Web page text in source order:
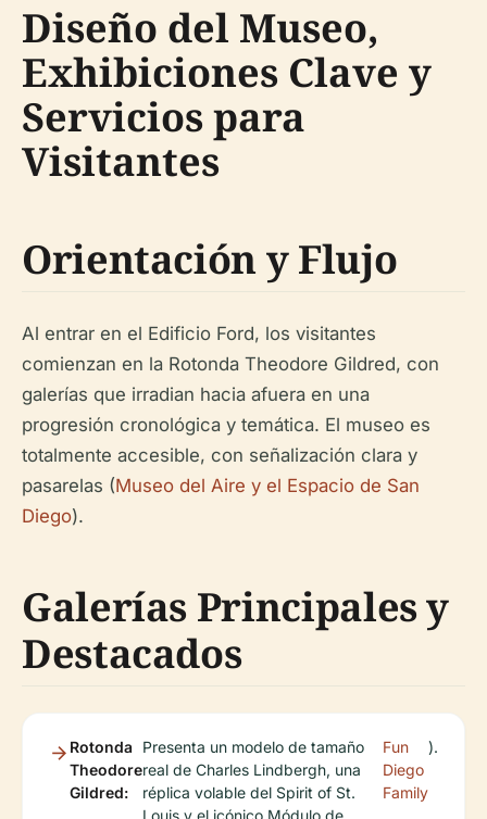
Diseño del Museo,
Exhibiciones Clave y
Servicios para
Visitantes
Orientación y Flujo
Al entrar en el Edificio Ford, los visitantes
comienzan en la Rotonda Theodore Gildred, con
galerías que irradian hacia afuera en una
progresión cronológica y temática. El museo es
totalmente accesible, con señalización clara y
pasarelas (Museo del Aire y el Espacio de San
Diego).
Galerías Principales y
Destacados
Rotonda
Theodore
Gildred:
Presenta un modelo de tamaño
real de Charles Lindbergh, una
réplica volable del Spirit of St.
Fun
Diego
Family
).